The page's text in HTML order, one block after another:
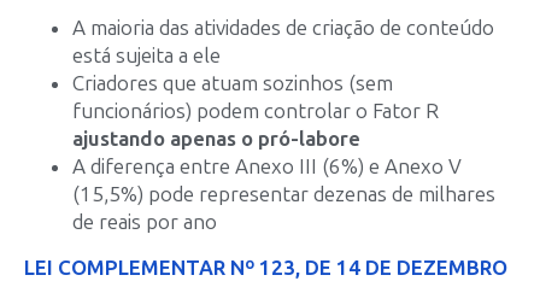
A maioria das atividades de criação de conteúdo
está sujeita a ele
Criadores que atuam sozinhos (sem
funcionários) podem controlar o Fator R
ajustando apenas o pró-labore
A diferença entre Anexo III (6%) e Anexo V
(15,5%) pode representar dezenas de milhares
de reais por ano
LEI COMPLEMENTAR Nº 123, DE 14 DE DEZEMBRO